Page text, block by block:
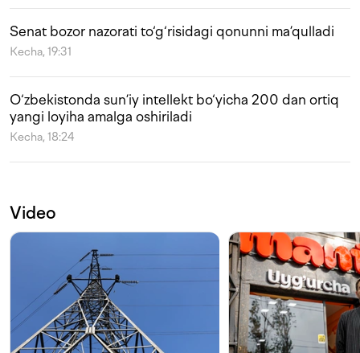
Senat bozor nazorati to‘g‘risidagi qonunni ma’qulladi
Kecha, 19:31
O‘zbekistonda sun’iy intellekt bo‘yicha 200 dan ortiq
yangi loyiha amalga oshiriladi
Kecha, 18:24
Video